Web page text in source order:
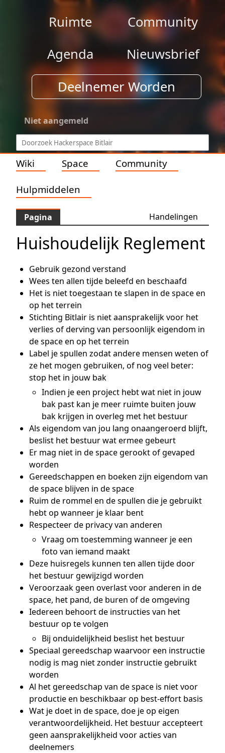
Ruimte
Community
Agenda
Nieuwsbrief
Deelnemer Worden
Niet aangemeld
Wiki Space Community
Hulpmiddelen
Pagina Handelingen
Huishoudelijk Reglement
Gebruik gezond verstand
Wees ten allen tijde beleefd en beschaafd
Het is niet toegestaan te slapen in de space en
op het terrein
Stichting Bitlair is niet aansprakelijk voor het
verlies of derving van persoonlijk eigendom in
de space en op het terrein
Label je spullen zodat andere mensen weten of
ze het mogen gebruiken, of nog veel beter:
stop het in jouw bak
Indien je een project hebt wat niet in jouw
bak past kan je meer ruimte buiten jouw
bak krijgen in overleg met het bestuur
Als eigendom van jou lang onaangeroerd blijft,
beslist het bestuur wat ermee gebeurt
Er mag niet in de space gerookt of gevaped
worden
Gereedschappen en boeken zijn eigendom van
de space blijven in de space
Ruim de rommel en de spullen die je gebruikt
hebt op wanneer je klaar bent
Respecteer de privacy van anderen
Vraag om toestemming wanneer je een
foto van iemand maakt
Deze huisregels kunnen ten allen tijde door
het bestuur gewijzigd worden
Veroorzaak geen overlast voor anderen in de
space, het pand, de buren of de omgeving
Iedereen behoort de instructies van het
bestuur op te volgen
Bij onduidelijkheid beslist het bestuur
Speciaal gereedschap waarvoor een instructie
nodig is mag niet zonder instructie gebruikt
worden
Al het gereedschap van de space is niet voor
productie en beschikbaar op best-effort basis
Wat je doet in de space, doe je op eigen
verantwoordelijkheid. Het bestuur accepteert
geen aansprakelijkheid voor acties van
deelnemers